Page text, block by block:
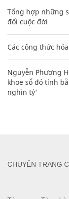
Tổng hợp những
đổi cuộc đời
Các công thức
Nguyễn Phương
khoe sổ đỏ tính
nghìn tỷ'
CHUYÊN TRANG